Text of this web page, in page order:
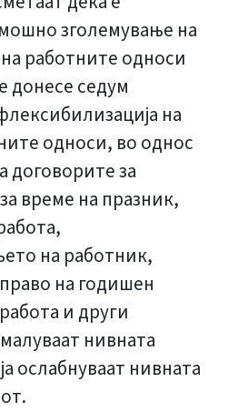
зголемување на
работните односи
донесе седум
на
односи, во однос
договорите за
време на празник,
на работник,
на годишен
и други
нивната
ослабнуваат нивната